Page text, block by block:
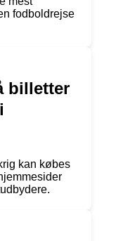
fodboldrejse
billetter
kan købes